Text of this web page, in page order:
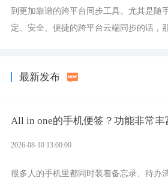
到更加靠谱的跨平台同步工具。尤其是随
定、安全、便捷的跨平台云端同步的话，
最新发布
All in one的手机便签？功能非常丰
2026-08-10 13:00:00
很多人的手机里都同时装着备忘录、待办